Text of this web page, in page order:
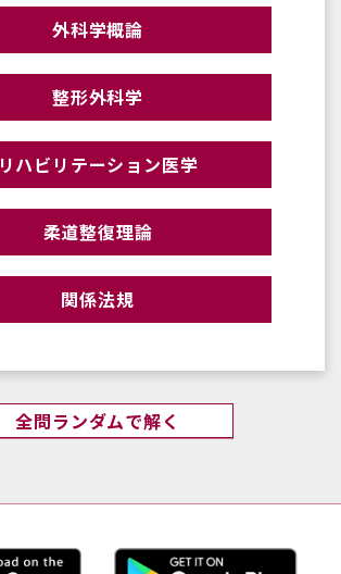
外科学概論
整形外科学
リハビリテーション医学
柔道整復理論
関係法規
全問ランダムで解く